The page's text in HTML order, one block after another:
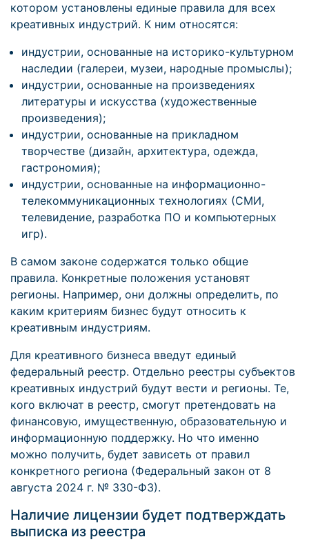
котором установлены единые правила для всех
креативных индустрий. К ним относятся:
индустрии, основанные на историко-культурном
наследии (галереи, музеи, народные промыслы);
индустрии, основанные на произведениях
литературы и искусства (художественные
произведения);
индустрии, основанные на прикладном
творчестве (дизайн, архитектура, одежда,
гастрономия);
индустрии, основанные на информационно-
телекоммуникационных технологиях (СМИ,
телевидение, разработка ПО и компьютерных
игр).
В самом законе содержатся только общие
правила. Конкретные положения установят
регионы. Например, они должны определить, по
каким критериям бизнес будут относить к
креативным индустриям.
Для креативного бизнеса введут единый
федеральный реестр. Отдельно реестры субъектов
креативных индустрий будут вести и регионы. Те,
кого включат в реестр, смогут претендовать на
финансовую, имущественную, образовательную и
информационную поддержку. Но что именно
можно получить, будет зависеть от правил
конкретного региона (Федеральный закон от 8
августа 2024 г. № 330-ФЗ).
Наличие лицензии будет подтверждать
выписка из реестра